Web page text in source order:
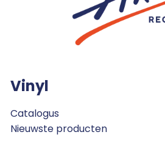
Vinyl
Catalogus
Nieuwste producten